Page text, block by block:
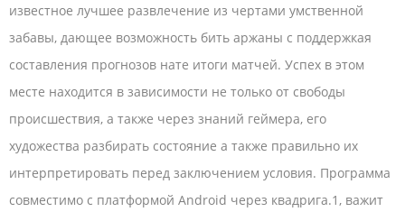
известное лучшее развлечение из чертами умственной
забавы, дающее возможность бить аржаны с поддержкая
составления прогнозов нате итоги матчей. Успех в этом
месте находится в зависимости не только от свободы
происшествия, а также через знаний геймера, его
художества разбирать состояние а также правильно их
интерпретировать перед заключением условия. Программа
совместимо с платформой Android через квадрига.1, важит